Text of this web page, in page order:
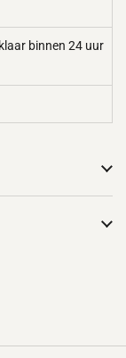
binnen 24 uur